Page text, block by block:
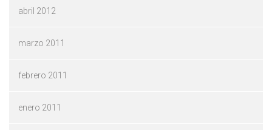
abril 2012
marzo 2011
febrero 2011
enero 2011